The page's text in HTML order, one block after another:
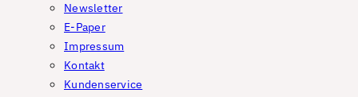
Newsletter
E-Paper
Impressum
Kontakt
Kundenservice